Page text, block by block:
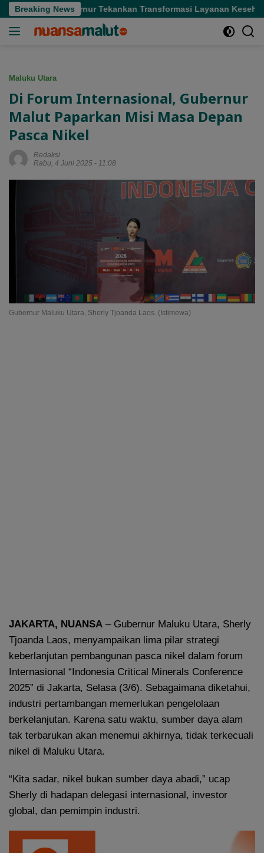
Langsung
ke
Breaking News
Gubernur Tekankan Transformasi Layanan Kesehatan
Maluku Utara
Di Forum Internasional, Gubernur
Malut Paparkan Misi Masa Depan
Pasca Nikel
Redaksi
Rabu, 4 Juni 2025 - 11:08
Gubernur Maluku Utara, Sherly Tjoanda Laos. (Istimewa)
JAKARTA, NUANSA – Gubernur Maluku Utara, Sherly
Tjoanda Laos, menyampaikan lima pilar strategi
keberlanjutan pembangunan pasca nikel dalam forum
Internasional “Indonesia Critical Minerals Conference
2025” di Jakarta, Selasa (3/6). Sebagaimana diketahui,
industri pertambangan memerlukan pengelolaan
berkelanjutan. Karena satu waktu, sumber daya alam
tak terbarukan akan menemui akhirnya, tidak terkecuali
nikel di Maluku Utara.
“Kita sadar, nikel bukan sumber daya abadi,” ucap
Sherly di hadapan delegasi internasional, investor
global, dan pemimpin industri.